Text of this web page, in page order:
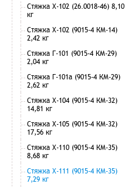
Стяжка Х-102 (26.0018-46) 8,10
кг
Стяжка Х-102 (9015-4 КМ-14)
2,42 кг
Стяжка Г-101 (9015-4 КМ-29)
2,04 кг
Стяжка Г-101а (9015-4 КМ-29)
2,62 кг
Стяжка Х-104 (9015-4 КМ-32)
14,81 кг
Стяжка Х-105 (9015-4 КМ-32)
17,56 кг
Стяжка Х-110 (9015-4 КМ-35)
8,68 кг
Стяжка Х-111 (9015-4 КМ-35)
7,29 кг